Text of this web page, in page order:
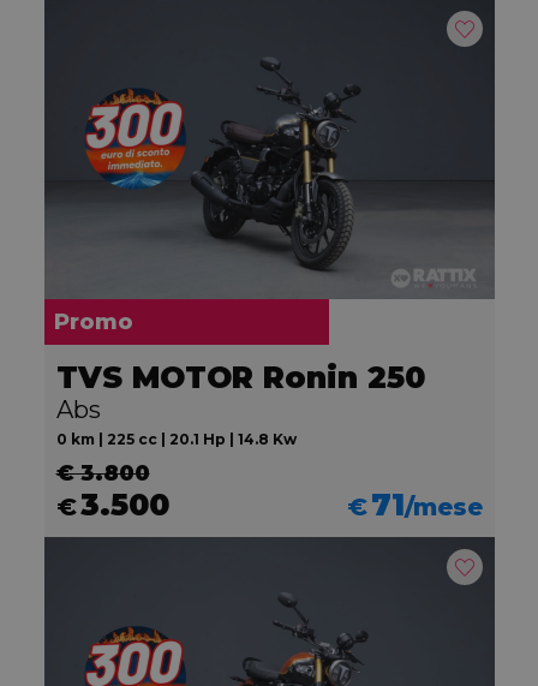
Promo
TVS MOTOR Ronin 250
Abs
0 km | 225 cc | 20.1 Hp | 14.8 Kw
€ 3.800
€3.500 €71/mese